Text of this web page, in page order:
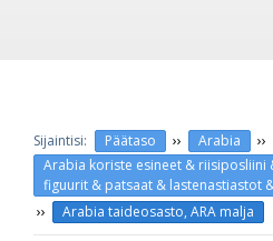
Päätaso ›› Arabia ››
Arabia koriste esineet & riisiposliini
figuurit & patsaat & lastenastiastot
›› Arabia taideosasto, ARA malja